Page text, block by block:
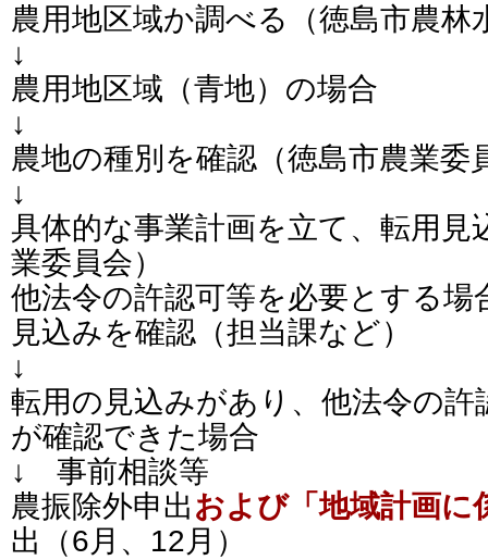
農用地区域か調べる（徳島市農林
↓
農用地区域（青地）の場合
↓
農地の種別を確認（徳島市農業委
↓
具体的な事業計画を立て、転用見
業委員会）
他法令の許認可等を必要とする場
見込みを確認（担当課など）
↓
転用の見込みがあり、他法令の
が確認できた場合
↓ 事前相談等
農振除外申出および「地域計画に
出（6月、12月）